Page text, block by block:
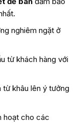
nghiêm ngặt ở
từ khách hàng với
từ khâu lên ý tưởng
hoạt cho các